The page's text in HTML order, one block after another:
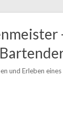
und Erleben